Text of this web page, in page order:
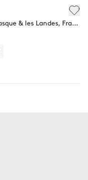
Saint-Jean-de-Luz et environs, Pays Basque & les Landes, France